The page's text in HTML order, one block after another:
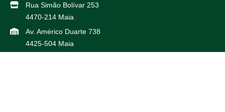
Rua Simão Bolívar 253
4470-214 Maia
Av. Américo Duarte 738
4425-504 Maia